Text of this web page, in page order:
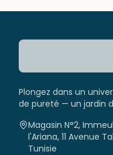
Plongez dans un
de pureté — un jardin
Magasin N°2,
l'Ariana, 11 Avenue
Tunisie